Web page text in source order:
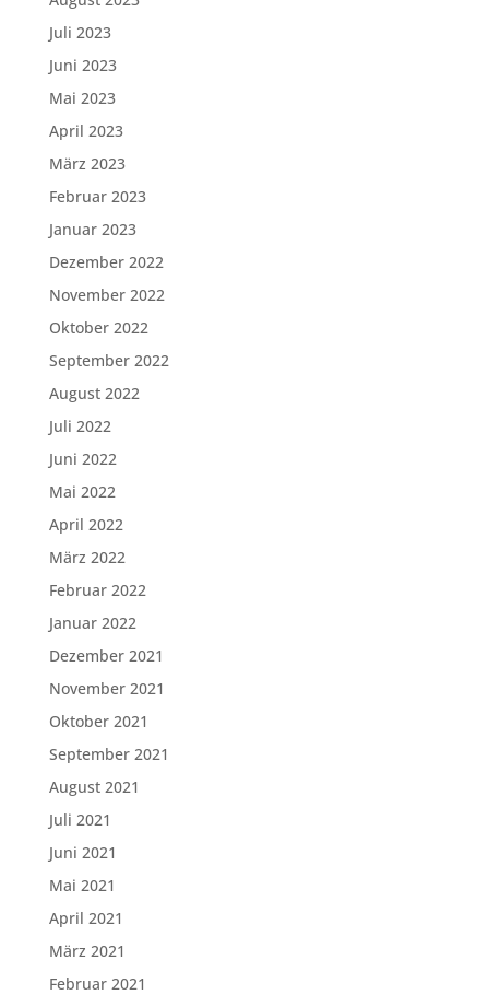
Juli 2023
Juni 2023
Mai 2023
April 2023
März 2023
Februar 2023
Januar 2023
Dezember 2022
November 2022
Oktober 2022
September 2022
August 2022
Juli 2022
Juni 2022
Mai 2022
April 2022
März 2022
Februar 2022
Januar 2022
Dezember 2021
November 2021
Oktober 2021
September 2021
August 2021
Juli 2021
Juni 2021
Mai 2021
April 2021
März 2021
Februar 2021